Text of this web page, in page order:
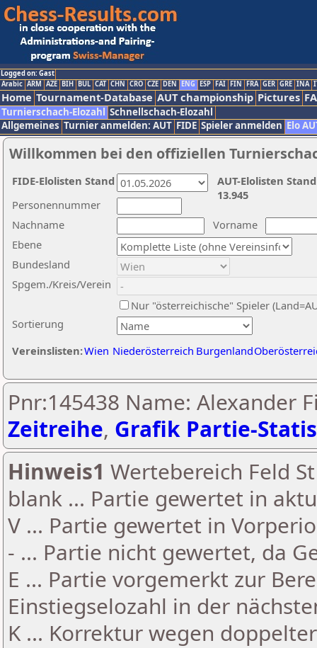
Logged on: Gast
Arabic ARM AZE BIH BUL CAT CHN CRO CZE DEN ENG ESP FAI FIN FRA GER GRE INA
Home Tournament-Database AUT championship Pictures
Turnierschach-Elozahl Schnellschach-Elozahl
Allgemeines Turnier anmelden: AUT FIDE Spieler anmelden Elo
Willkommen bei den offiziellen
Nachname
Vorname
Ebene
Sortierung
Personennummer
Bundesland
Spgem./Kreis/Verein
Nur "österreichische" Spieler
Vereinslisten:Wien Niederösterreich Burgenland
AUT-Elolisten
13.945
FIDE-Elolisten Stand
Pnr:145438 Name: Alexander
Zeitreihe, Grafik Partie-
Hinweis1 Wertebereich Feld
blank ... Partie gewertet in
V ... Partie gewertet in
- ... Partie nicht gewertet, da
E ... Partie vorgemerkt zur
Einstiegselozahl in der
K ... Korrektur wegen